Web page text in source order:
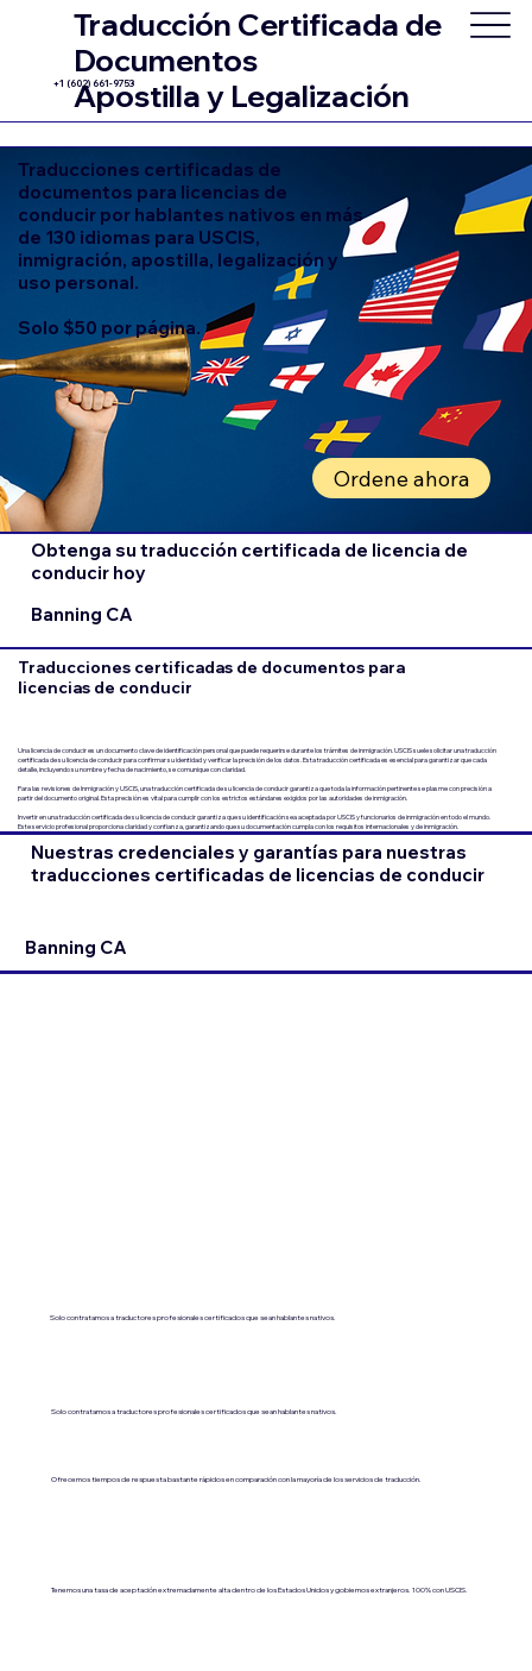
Traducción Certificada de
Documentos
Apostilla y Legalización
+1 (602) 661-9753
Traducciones certificadas de
documentos para licencias de
conducir por hablantes nativos en más
de 130 idiomas para USCIS,
inmigración, apostilla, legalización y
uso personal.
Solo $50 por página.
Ordene ahora
Obtenga su traducción certificada de licencia de
conducir hoy
Banning CA
Una licencia de conducir es un documento clave de identificación personal que puede requerirse durante los trámites de inmigración. USCIS suele solicitar una traducción
certificada de su licencia de conducir para confirmar su identidad y verificar la precisión de los datos. Esta traducción certificada es esencial para garantizar que cada
detalle, incluyendo su nombre y fecha de nacimiento, se comunique con claridad.
Para las revisiones de Inmigración y USCIS, una traducción certificada de su licencia de conducir garantiza que toda la información pertinente se plasme con precisión a
partir del documento original. Esta precisión es vital para cumplir con los estrictos estándares exigidos por las autoridades de inmigración.
Invertir en una traducción certificada de su licencia de conducir garantiza que su identificación sea aceptada por USCIS y funcionarios de inmigración en todo el mundo.
Este servicio profesional proporciona claridad y confianza, garantizando que su documentación cumpla con los requisitos internacionales y de inmigración.
Traducciones certificadas de documentos para
licencias de conducir
Nuestras credenciales y garantías para nuestras
traducciones certificadas de licencias de conducir
Banning CA
Solo contratamos a traductores profesionales certificados que sean hablantes nativos.
Solo contratamos a traductores profesionales certificados que sean hablantes nativos.
Ofrecemos tiempos de respuesta bastante rápidos en comparación con la mayoría de los servicios de traducción.
Tenemos una tasa de aceptación extremadamente alta dentro de los Estados Unidos y gobiernos extranjeros. 100% con USCIS.